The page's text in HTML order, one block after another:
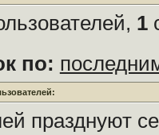
1
по:
празднуют